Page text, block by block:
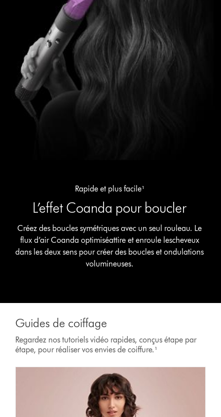
Rapide et plus facile¹
L’effet Coanda pour boucler
Créez des boucles symétriques avec un seul rouleau. Le
flux d’air Coanda optimiséattire et enroule lescheveux
dans les deux sens pour créer des boucles et ondulations
volumineuses.
Guides de coiffage
Regardez nos tutoriels vidéo rapides, conçus étape par
étape, pour réaliser vos envies de coiffure.¹